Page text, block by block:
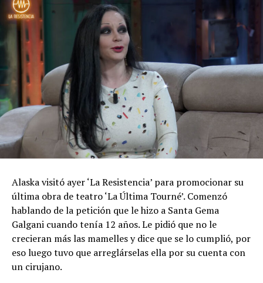
Alaska visitó ayer ‘La Resistencia’ para promocionar su
última obra de teatro ‘La Última Tourné’. Comenzó
hablando de la petición que le hizo a Santa Gema
Galgani cuando tenía 12 años. Le pidió que no le
crecieran más las mamelles y dice que se lo cumplió, por
eso luego tuvo que arreglárselas ella por su cuenta con
un cirujano.